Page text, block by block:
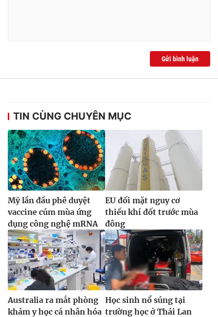
Gửi bình luận
TIN CÙNG CHUYÊN MỤC
Mỹ lần đầu phê duyệt
vaccine cúm mùa ứng
dụng công nghệ mRNA
EU đối mặt nguy cơ
thiếu khí đốt trước mùa
đông
Australia ra mắt phòng
khám y học cá nhân hóa
Học sinh nổ súng tại
trường học ở Thái Lan